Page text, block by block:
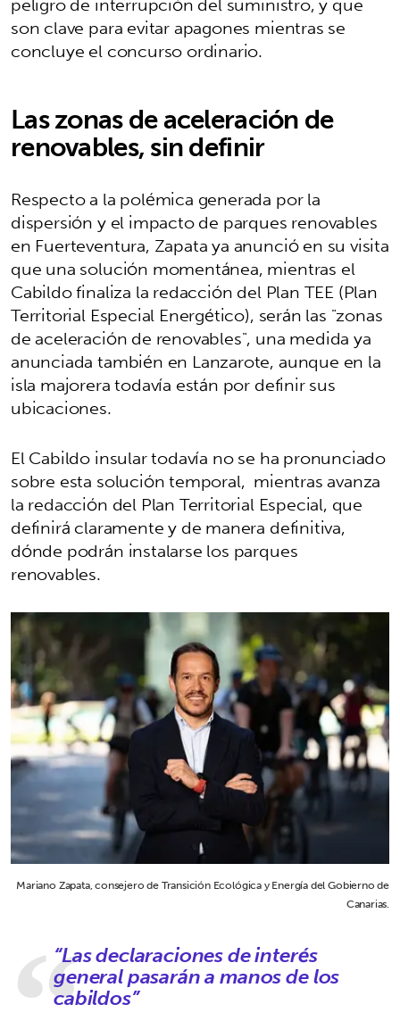
son clave para evitar apagones mientras se
concluye el concurso ordinario.
Las zonas de aceleración de
renovables, sin definir
Respecto a la polémica generada por la
dispersión y el impacto de parques renovables
en Fuerteventura, Zapata ya anunció en su visita
que una solución momentánea, mientras el
Cabildo finaliza la redacción del Plan TEE (Plan
Territorial Especial Energético), serán las "zonas
de aceleración de renovables", una medida ya
anunciada también en Lanzarote, aunque en la
isla majorera todavía están por definir sus
ubicaciones.
El Cabildo insular todavía no se ha pronunciado
sobre esta solución temporal, mientras avanza
la redacción del Plan Territorial Especial, que
definirá claramente y de manera definitiva,
dónde podrán instalarse los parques
renovables.
Mariano Zapata, consejero de Transición Ecológica y Energía del Gobierno de
Canarias.
“Las declaraciones de interés
general pasarán a manos de los
cabildos”